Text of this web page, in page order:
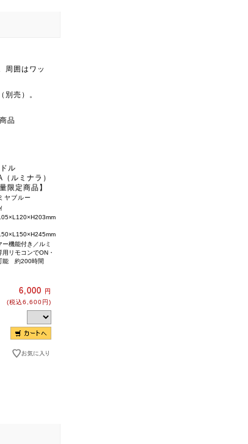
周囲はワッ
売）。
品
ドル
ルミナラ）
限定商品】
ヤブルー
ー機能付き／ルミ
用リモコンでON・
能 約200時間
6,000
円
(税込6,600円)